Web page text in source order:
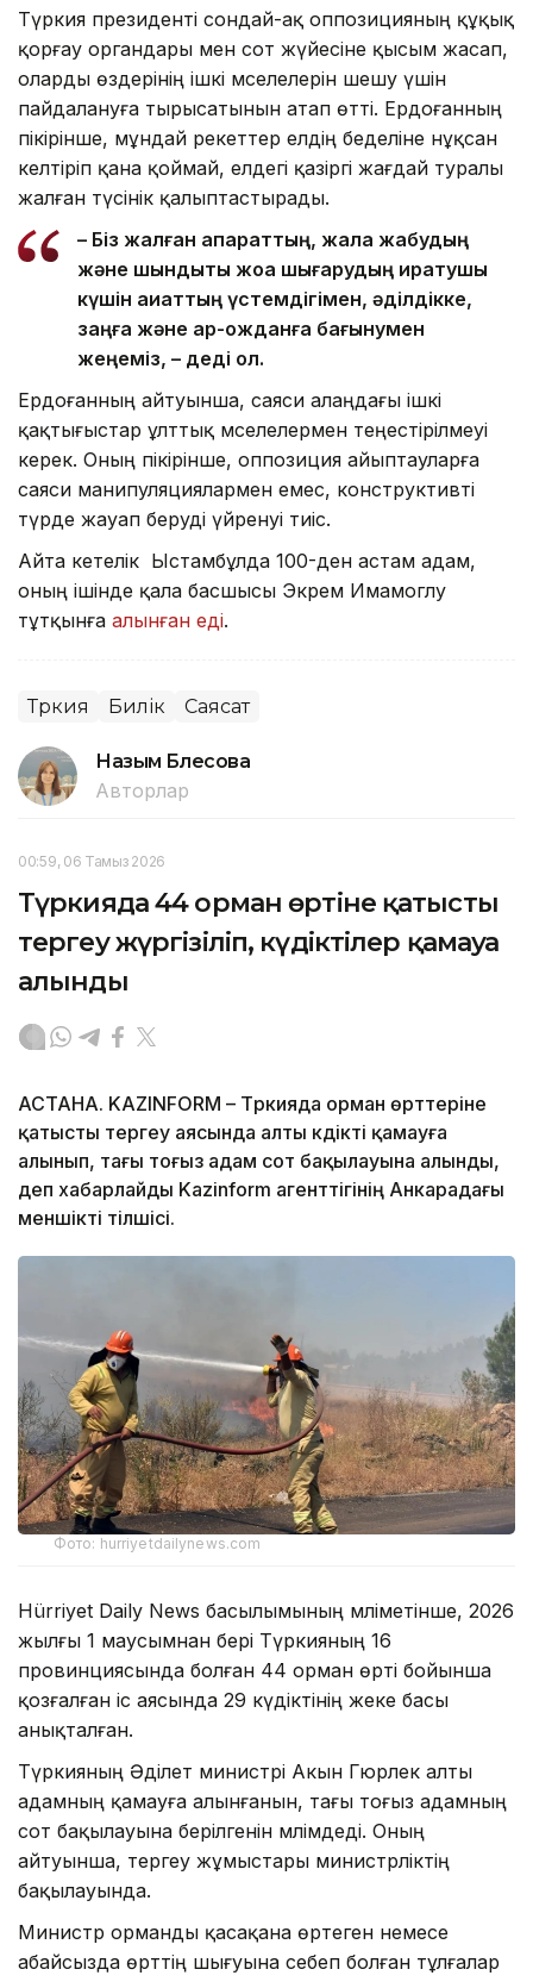
Түркия президенті сондай-ақ оппозицияның құқық
қорғау органдары мен сот жүйесіне қысым жасап,
оларды өздерінің ішкі мәселелерін шешу үшін
пайдалануға тырысатынын атап өтті. Ердоғанның
пікірінше, мұндай әрекеттер елдің беделіне нұқсан
келтіріп қана қоймай, елдегі қазіргі жағдай туралы
жалған түсінік қалыптастырады.
– Біз жалған ақпараттың, жала жабудың
және шындықты жоққа шығарудың қиратушы
күшін ақиқаттың үстемдігімен, әділдікке,
заңға және ар-ожданға бағынумен
жеңеміз, – деді ол.
Ердоғанның айтуынша, саяси алаңдағы ішкі
қақтығыстар ұлттық мәселелермен теңестірілмеуі
керек. Оның пікірінше, оппозиция айыптауларға
саяси манипуляциялармен емес, конструктивті
түрде жауап беруді үйренуі тиіс.
Айта кетелік Ыстамбұлда 100-ден астам адам,
оның ішінде қала басшысы Экрем Имамоглу
тұтқынға алынған еді.
Түркия Билік Саясат
Назым Бөлесова
Авторлар
00:59, 06 Тамыз 2026
Түркияда 44 орман өртіне қатысты
тергеу жүргізіліп, күдіктілер қамауға
алынды
АСТАНА. KAZINFORM – Түркияда орман өрттеріне
қатысты тергеу аясында алты күдікті қамауға
алынып, тағы тоғыз адам сот бақылауына алынды,
деп хабарлайды Kazinform агенттігінің Анкарадағы
меншікті тілшісі.
Фото: hurriyetdailynews.com
Hürriyet Daily News басылымының мәліметінше, 2026
жылғы 1 маусымнан бері Түркияның 16
провинциясында болған 44 орман өрті бойынша
қозғалған іс аясында 29 күдіктінің жеке басы
анықталған.
Түркияның Әділет министрі Акын Гюрлек алты
адамның қамауға алынғанын, тағы тоғыз адамның
сот бақылауына берілгенін мәлімдеді. Оның
айтуынша, тергеу жұмыстары министрліктің
бақылауында.
Министр орманды қасақана өртеген немесе
абайсызда өрттің шығуына себеп болған тұлғалар